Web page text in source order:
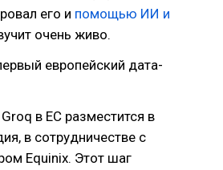
его и помощью ИИ и
очень живо.
европейский дата-
в ЕС разместится в
в сотрудничестве с
Equinix. Этот шаг